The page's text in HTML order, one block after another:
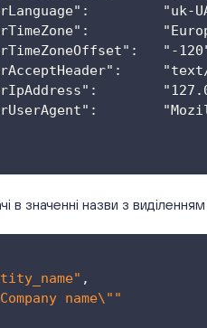
"uk-
"-
в значенні назви з
,
name\""